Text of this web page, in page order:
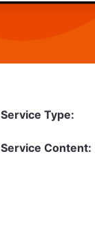
Service Type:
Service Content: